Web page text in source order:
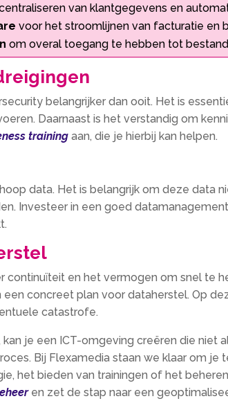
van klantgegevens en
voor het stroomlijnen van facturatie en
om overal toegang te hebben tot
belangrijker dan ooit. Het is
Daarnaast is het verstandig om
training aan, die je hierbij kan helpen.
data. Het is belangrijk om deze data
Investeer in een goed
continuïteit en het vermogen om snel te
concreet plan voor dataherstel. Op
catastrofe.
je een ICT-omgeving creëren die niet
Bij Flexamedia staan we klaar om
het bieden van trainingen of het
en zet de stap naar een